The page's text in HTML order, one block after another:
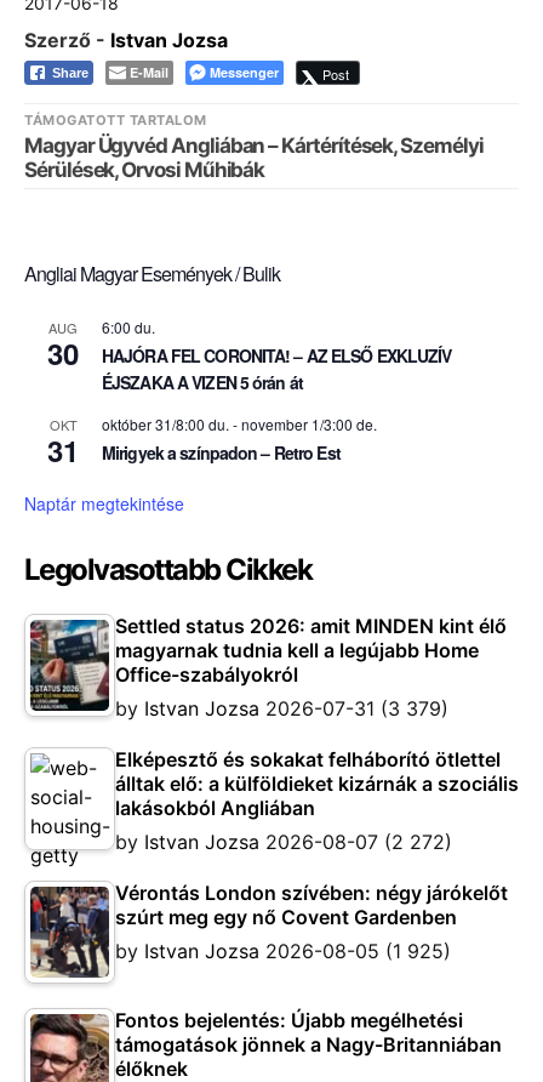
Szerző - Istvan Jozsa
Share E-Mail Messenger Post
TÁMOGATOTT TARTALOM
Magyar Ügyvéd Angliában – Kártérítések, Személyi
Sérülések, Orvosi Műhibák
Angliai Magyar Események / Bulik
AUG
30
6:00 du.
HAJÓRA FEL CORONITA! – AZ ELSŐ EXKLUZÍV
ÉJSZAKA A VIZEN 5 órán át
OKT
31
október 31/8:00 du. -november 1/3:00 de.
Mirigyek a színpadon – Retro Est
Naptár megtekintése
Legolvasottabb Cikkek
Settled status 2026: amit MINDEN kint élő
magyarnak tudnia kell a legújabb Home
Office-szabályokról
by Istvan Jozsa 2026-07-31 (3 379)
Elképesztő és sokakat felháborító ötlettel
álltak elő: a külföldieket kizárnák a szociális
lakásokból Angliában
by Istvan Jozsa 2026-08-07 (2 272)
Vérontás London szívében: négy járókelőt
szúrt meg egy nő Covent Gardenben
by Istvan Jozsa 2026-08-05 (1 925)
Fontos bejelentés: Újabb megélhetési
támogatások jönnek a Nagy-Britanniában
élőknek